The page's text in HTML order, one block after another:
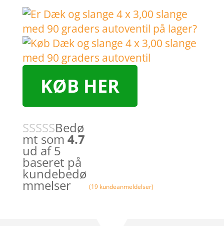
KØB HER
Bedø
mt som 4.7
ud af 5
baseret på
kundebedø
mmelser (19 kundeanmeldelser)